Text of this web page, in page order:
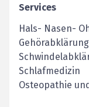
Services
Hals- Nasen-
Schlafmedizin
Osteopathie